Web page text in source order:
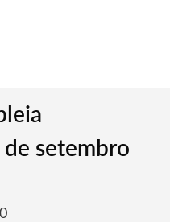
setembro